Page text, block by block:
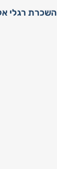
השכרת רגלי